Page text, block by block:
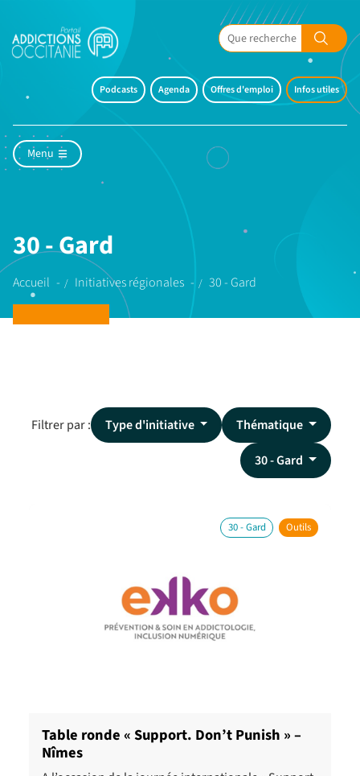
Podcasts Agenda Offres d'emploi Infos utiles
Menu
30 - Gard
Accueil Initiatives régionales 30 - Gard
Filtrer par : Type d'initiative
Thématique
30 - Gard
30 - Gard Outils
Table ronde « Support. Don’t Punish » –
Nîmes